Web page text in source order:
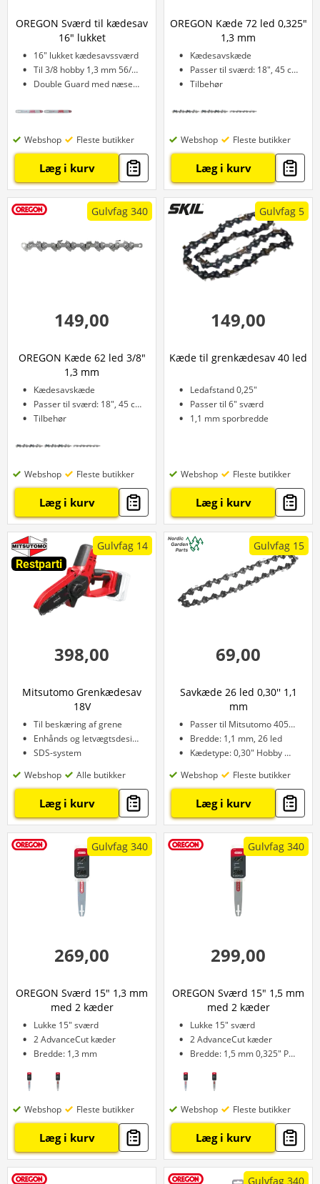
OREGON Sværd til kædesav
16" lukket
16" lukket kædesavssværd
Til 3/8 hobby 1,3 mm 56/57 led
Double Guard med næsehjul
Webshop Fleste butikker
Læg i kurv
OREGON Kæde 72 led 0,325"
1,3 mm
Kædesavskæde
Passer til sværd: 18", 45 cm
Tilbehør
Webshop Fleste butikker
Læg i kurv
Gulvfag 340
149,00
OREGON Kæde 62 led 3/8"
1,3 mm
Kædesavskæde
Passer til sværd: 18", 45 cm
Tilbehør
Webshop Fleste butikker
Læg i kurv
Gulvfag 5
149,00
Kæde til grenkædesav 40 led
Ledafstand 0,25"
Passer til 6" sværd
1,1 mm sporbredde
Webshop Fleste butikker
Læg i kurv
Restparti
Gulvfag 14
398,00
Mitsutomo Grenkædesav
18V
Til beskæring af grene
Enhånds og letvægtsdesign
SDS-system
Webshop
Alle butikker
Læg i kurv
Gulvfag 15
69,00
Savkæde 26 led 0,30'' 1,1
mm
Passer til Mitsutomo 40558
Bredde: 1,1 mm, 26 led
Kædetype: 0,30" Hobby Mikro
Webshop
Fleste butikker
Læg i kurv
Gulvfag 340
269,00
OREGON Sværd 15" 1,3 mm
med 2 kæder
Lukke 15" sværd
2 AdvanceCut kæder
Bredde: 1,3 mm
Webshop Fleste butikker
Læg i kurv
Gulvfag 340
299,00
OREGON Sværd 15" 1,5 mm
med 2 kæder
Lukke 15" sværd
2 AdvanceCut kæder
Bredde: 1,5 mm 0,325" Prof
Webshop Fleste butikker
Læg i kurv
Gulvfag 340